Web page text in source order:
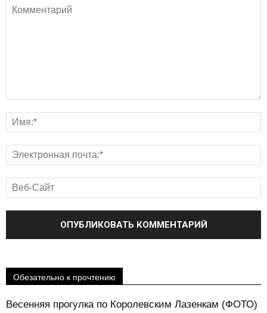
Обезательно к прочтению
Весенняя прогулка по Королевским Лазенкам (ФОТО)